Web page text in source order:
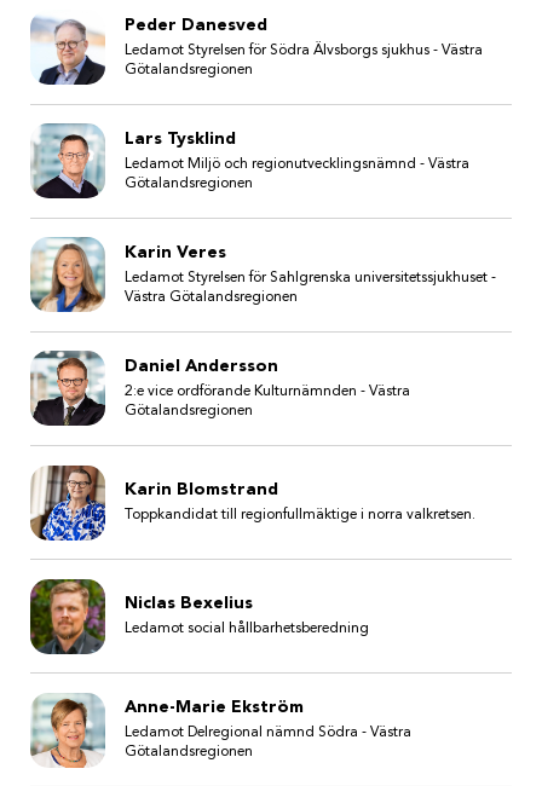
Peder Danesved
Ledamot Styrelsen för Södra Älvsborgs sjukhus - Västra
Götalandsregionen
Lars Tysklind
Ledamot Miljö och regionutvecklingsnämnd - Västra
Götalandsregionen
Karin Veres
Ledamot Styrelsen för Sahlgrenska universitetssjukhuset -
Västra Götalandsregionen
Daniel Andersson
2:e vice ordförande Kulturnämnden - Västra
Götalandsregionen
Karin Blomstrand
Toppkandidat till regionfullmäktige i norra valkretsen.
Niclas Bexelius
Ledamot social hållbarhetsberedning
Anne-Marie Ekström
Ledamot Delregional nämnd Södra - Västra
Götalandsregionen